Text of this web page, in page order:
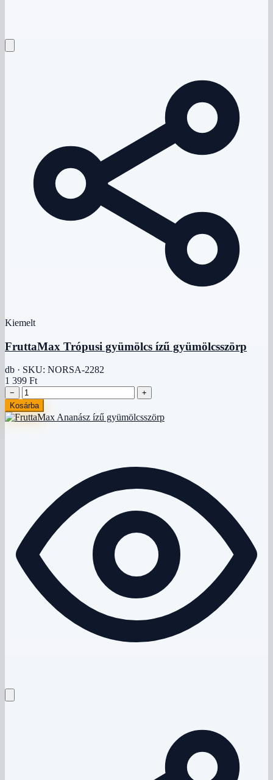
Kiemelt
FruttaMax Trópusi gyümölcs ízű gyümölcsszörp
db · SKU: NORSA-2282
1 399 Ft
−
+
Kosárba